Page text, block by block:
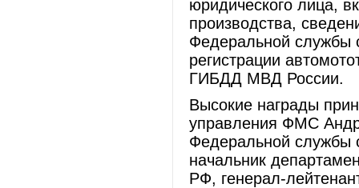
юридического лица,
производства,
Федеральной службы
регистрации
ГИБДД МВД России.
Высокие награды
управления ФМС
Федеральной службы
начальник
РФ, генерал-